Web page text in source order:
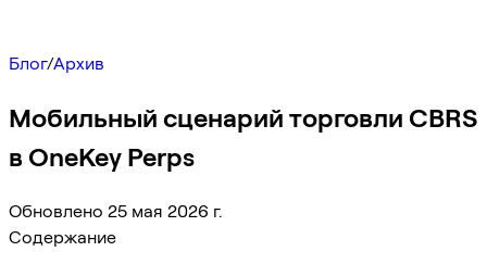
Блог/Архив
Мобильный сценарий торговли CBRS
в OneKey Perps
Обновлено 25 мая 2026 г.
Содержание